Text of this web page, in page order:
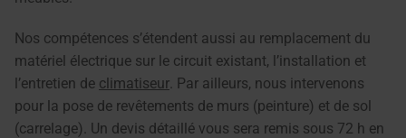
Nos compétences s’étendent aussi au remplacement du
matériel électrique sur le circuit existant, l’installation et
l’entretien de climatiseur. Par ailleurs, nous intervenons
pour la pose de revêtements de murs (peinture) et de sol
(carrelage). Un devis détaillé vous sera remis sous 72 h en